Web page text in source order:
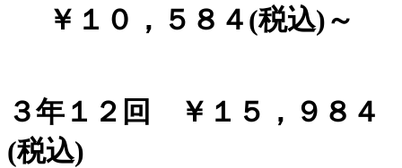
￥１０，５８４(税込)～
３年１２回 ￥１５，９８４
(税込)